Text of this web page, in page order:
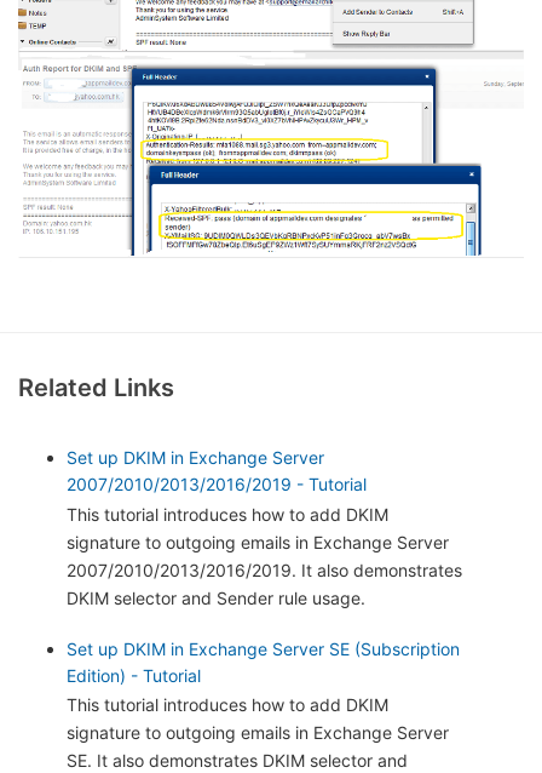
Related Links
Set up DKIM in Exchange Server
2007/2010/2013/2016/2019 - Tutorial
This tutorial introduces how to add DKIM
signature to outgoing emails in Exchange Server
2007/2010/2013/2016/2019. It also demonstrates
DKIM selector and Sender rule usage.
Set up DKIM in Exchange Server SE (Subscription
Edition) - Tutorial
This tutorial introduces how to add DKIM
signature to outgoing emails in Exchange Server
SE. It also demonstrates DKIM selector and